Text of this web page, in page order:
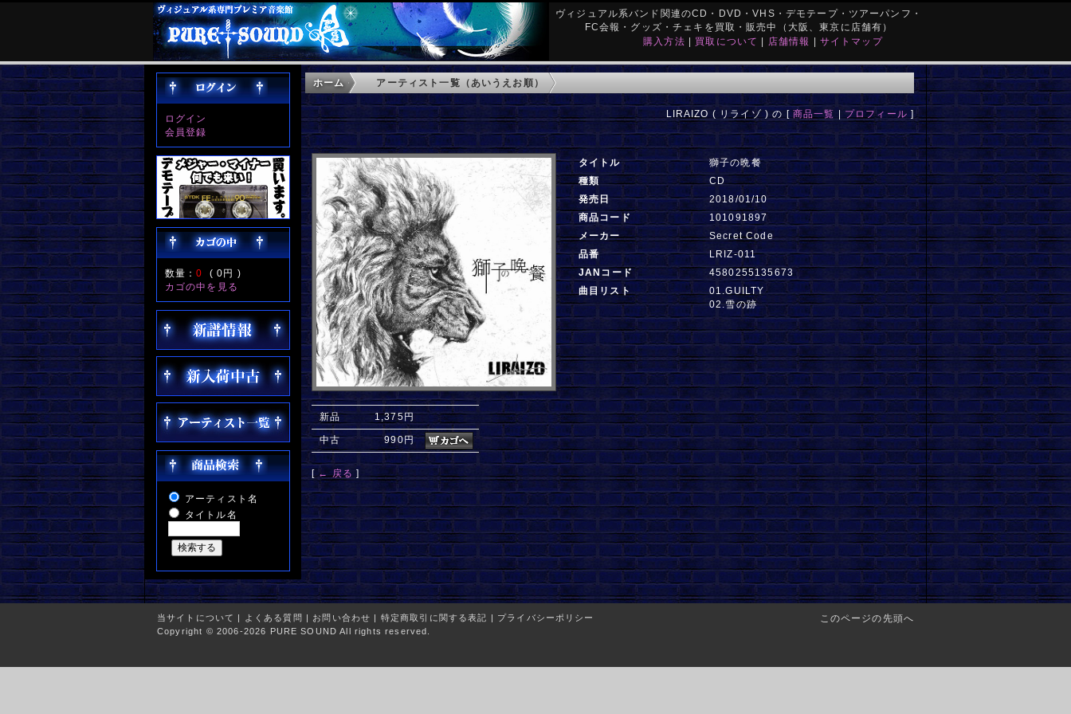
ヴィジュアル系バンド関連のCD・DVD・VHS・デモテープ・ツアーパンフ・
FC会報・グッズ・チェキを買取・販売中（大阪、東京に店舗有）
購入方法 | 買取について | 店舗情報 | サイトマップ
ログイン
会員登録
数量：0 (0円 )
カゴの中を見る
アーティスト名
タイトル名
ホーム アーティスト一覧（あいうえお順）
LIRAIZO ( リライゾ ) の [ 商品一覧 | プロフィール ]
新品 1,375円
中古 990円
[ ← 戻る ]
タイトル
獅子の晩餐
種類
CD
発売日
2018/01/10
商品コード
101091897
メーカー
Secret Code
品番
LRIZ-011
JANコード
4580255135673
曲目リスト
01.GUILTY
02.雪の跡
このページの先頭へ
当サイトについて | よくある質問 | お問い合わせ | 特定商取引に関する表記 | プライバシーポリシー
Copyright © 2006-2026 PURE SOUND All rights reserved.